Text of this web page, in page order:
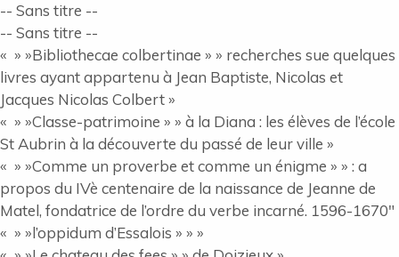
-- Sans titre --
-- Sans titre --
« » »Bibliothecae colbertinae » » recherches sue quelques
livres ayant appartenu à Jean Baptiste, Nicolas et
Jacques Nicolas Colbert »
« » »Classe-patrimoine » » à la Diana : les élèves de l’école
St Aubrin à la découverte du passé de leur ville »
« » »Comme un proverbe et comme un énigme » » : a
propos du IVè centenaire de la naissance de Jeanne de
Matel, fondatrice de l’ordre du verbe incarné. 1596-1670″
« » »l’oppidum d’Essalois » » »